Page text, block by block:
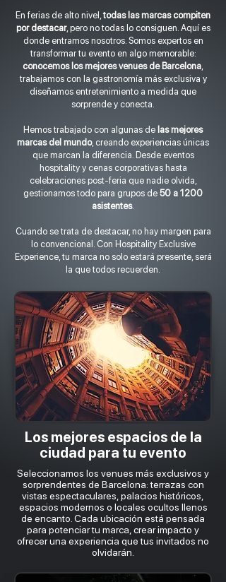
En ferias de alto nivel,todas las marcas compiten
por destacar, pero no todas lo consiguen. Aquí es
donde entramos nosotros. Somos expertos en
transformar tu evento en algo memorable:
conocemos los mejores venues de Barcelona,
trabajamos con la gastronomía más exclusiva y
diseñamos entretenimiento a medida que
sorprende y conecta.
Hemos trabajado con algunas de las mejores
marcas del mundo, creando experiencias únicas
que marcan la diferencia. Desde eventos
hospitality y cenas corporativas hasta
celebraciones post-feria que nadie olvida,
gestionamos todo para grupos de 50 a 1200
asistentes.
Cuando se trata de destacar, no hay margen para
lo convencional. Con Hospitality Exclusive
Experience, tu marca no solo estará presente, será
la que todos recuerden.
Los mejores espacios de la
ciudad para tu evento
Seleccionamos los venues más exclusivos y
sorprendentes de Barcelona: terrazas con
vistas espectaculares, palacios históricos,
espacios modernos o locales ocultos llenos
de encanto. Cada ubicación está pensada
para potenciar tu marca, crear impacto y
ofrecer una experiencia que tus invitados no
olvidarán.